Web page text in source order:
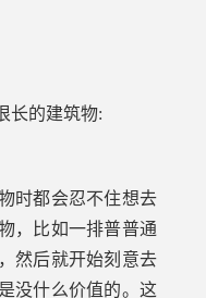
长的建筑物:
时都会忍不住想去
，比如一排普普通
然后就开始刻意去
没什么价值的。这